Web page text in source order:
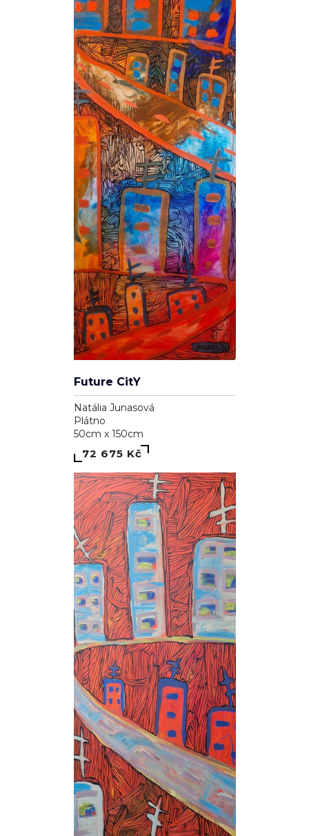
Future CitY
Natália Junasová
Plátno
50cm x 150cm
72 675 Kč